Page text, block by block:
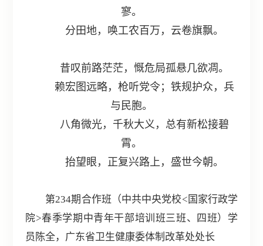
寥。
分田地，唤工农百万，云卷旗飘。
昔叹前路茫茫，慨危局孤悬几欲凋。
赖宏图远略，枪听党令；铁规护众，兵
与民胞。
八角微光，千秋大义，总有新松接碧
霄。
抬望眼，正复兴路上，盛世今朝。
第234期合作班（中共中央党校<国家行政学
院>春季学期中青年干部培训班三班、四班）学
员陈全，广东省卫生健康委体制改革处处长